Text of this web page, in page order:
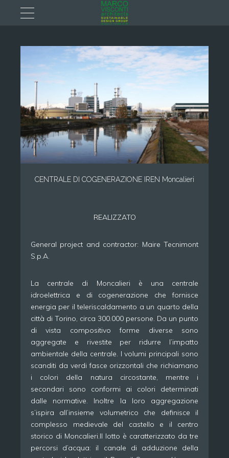
CENTRALE DI COGENERAZIONE IREN Moncalieri
REALIZZATO
General project and contractor: Maire Tecnimont
S.p.A.
La centrale di Moncalieri è una centrale
idroelettrica e di cogenerazione che fornisce
energia per il teleriscaldamento a un quarto della
città di Torino, circa 300.000 persone. Da un punto
di vista compositivo forme diverse sono
aggregate e rivestite per ridurre l’impatto
ambientale della centrale. I volumi principali sono
scanditi da verdi fasce orizzontali che richiamano
i colori della natura circostante, mentre i
secondari sono conformi ai colori determinati
dalle normative. Inoltre la loro aggregazione
s’ispira all’insieme volumetrico che definisce il
complesso medievale del castello e il centro
storico di Moncalieri.Il lotto è caratterizzato da tre
percorsi d’acqua: il canale di adduzione della